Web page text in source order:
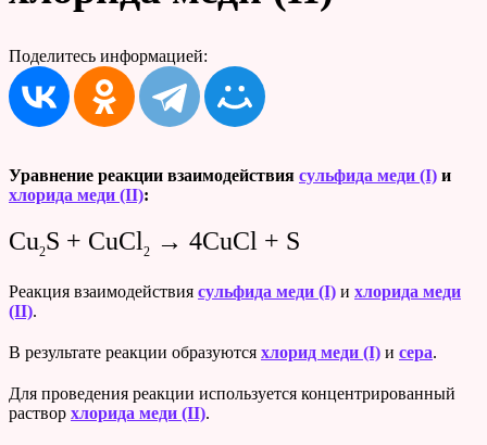
Поделитесь информацией:
Уравнение реакции взаимодействия сульфида меди (I) и
хлорида меди (II):
Cu2S + CuCl 2 → 4CuCl + S
Реакция взаимодействия сульфида меди (I) и хлорида меди
(II).
В результате реакции образуются хлорид меди (I) и сера.
Для проведения реакции используется концентрированный
раствор хлорида меди (II).